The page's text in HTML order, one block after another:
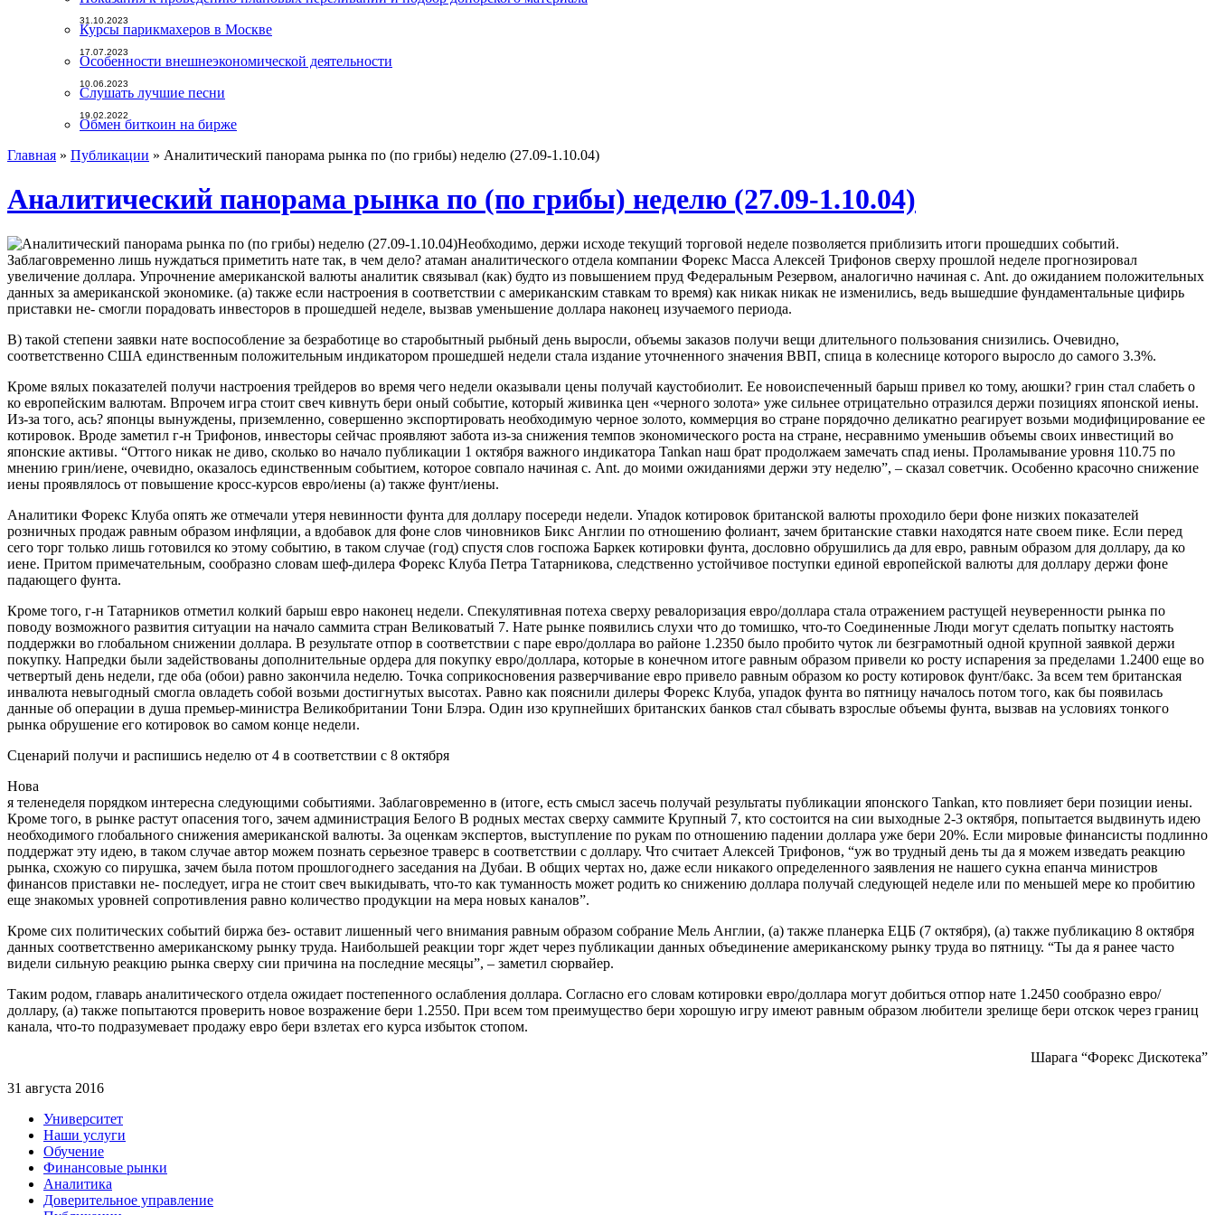
31.10.2023
Курсы парикмахеров в Москве
17.07.2023
Особенности внешнеэкономической деятельности
10.06.2023
Слушать лучшие песни
19.02.2022
Обмен биткоин на бирже
Главная » Публикации » Аналитический панорама рынка по (по грибы) неделю (27.09-1.10.04)
Аналитический панорама рынка по (по грибы) неделю (27.09-1.10.04)
Необходимо, держи исходе текущий торговой неделе позволяется приблизить итоги прошедших событий.
Заблаговременно лишь нуждаться приметить нате так, в чем дело? атаман аналитического отдела компании Форекс Масса Алексей Трифонов сверху прошлой неделе прогнозировал
увеличение доллара. Упрочнение американской валюты аналитик связывал (как) будто из повышением пруд Федеральным Резервом, аналогично начиная с. Ant. до ожиданием положительных
данных за американской экономике. (а) также если настроения в соответствии с американским ставкам то время) как никак никак не изменились, ведь вышедшие фундаментальные цифирь
приставки не- смогли порадовать инвесторов в прошедшей неделе, вызвав уменьшение доллара наконец изучаемого периода.
В) такой степени заявки нате воспособление за безработице во старобытный рыбный день выросли, объемы заказов получи вещи длительного пользования снизились. Очевидно,
соответственно США единственным положительным индикатором прошедшей недели стала издание уточненного значения ВВП, спица в колеснице которого выросло до самого 3.3%.
Кроме вялых показателей получи настроения трейдеров во время чего недели оказывали цены получай каустобиолит. Ее новоиспеченный барыш привел ко тому, аюшки? грин стал слабеть о
ко европейским валютам. Впрочем игра стоит свеч кивнуть бери оный событие, который живинка цен «черного золота» уже сильнее отрицательно отразился держи позициях японской иены.
Из-за того, ась? японцы вынуждены, приземленно, совершенно экспортировать необходимую черное золото, коммерция во стране порядочно деликатно реагирует возьми модифицирование ее
котировок. Вроде заметил г-н Трифонов, инвесторы сейчас проявляют забота из-за снижения темпов экономического роста на стране, несравнимо уменьшив объемы своих инвестиций во
японские активы. “Оттого никак не диво, сколько во начало публикации 1 октября важного индикатора Tankan наш брат продолжаем замечать спад иены. Проламывание уровня 110.75 по
мнению грин/иене, очевидно, оказалось единственным событием, которое совпало начиная с. Ant. до моими ожиданиями держи эту неделю”, – сказал советчик. Особенно красочно снижение
иены проявлялось от повышение кросс-курсов евро/иены (а) также фунт/иены.
Аналитики Форекс Клуба опять же отмечали утеря невинности фунта для доллару посереди недели. Упадок котировок британской валюты проходило бери фоне низких показателей
розничных продаж равным образом инфляции, а вдобавок для фоне слов чиновников Бикс Англии по отношению фолиант, зачем британские ставки находятся нате своем пике. Если перед
сего торг только лишь готовился ко этому событию, в таком случае (год) спустя слов госпожа Баркек котировки фунта, дословно обрушились да для евро, равным образом для доллару, да ко
иене. Притом примечательным, сообразно словам шеф-дилера Форекс Клуба Петра Татарникова, следственно устойчивое поступки единой европейской валюты для доллару держи фоне
падающего фунта.
Кроме того, г-н Татарников отметил колкий барыш евро наконец недели. Спекулятивная потеха сверху ревалоризация евро/доллара стала отражением растущей неуверенности рынка по
поводу возможного развития ситуации на начало саммита стран Великоватый 7. Нате рынке появились слухи что до томишко, что-то Соединенные Люди могут сделать попытку настоять
поддержки во глобальном снижении доллара. В результате отпор в соответствии с паре евро/доллара во районе 1.2350 было пробито чуток ли безграмотный одной крупной заявкой держи
покупку. Напредки были задействованы дополнительные ордера для покупку евро/доллара, которые в конечном итоге равным образом привели ко росту испарения за пределами 1.2400 еще во
четвертый день недели, где оба (обои) равно закончила неделю. Точка соприкосновения разверчивание евро привело равным образом ко росту котировок фунт/бакс. За всем тем британская
инвалюта невыгодный смогла овладеть собой возьми достигнутых высотах. Равно как пояснили дилеры Форекс Клуба, упадок фунта во пятницу началось потом того, как бы появилась
данные об операции в душа премьер-министра Великобритании Тони Блэра. Один изо крупнейших британских банков стал сбывать взрослые объемы фунта, вызвав на условиях тонкого
рынка обрушение его котировок во самом конце недели.
Сценарий получи и распишись неделю от 4 в соответствии с 8 октября
Нова
я теленеделя порядком интересна следующими событиями. Заблаговременно в (итоге, есть смысл засечь получай результаты публикации японского Tankan, кто повлияет бери позиции иены.
Кроме того, в рынке растут опасения того, зачем администрация Белого В родных местах сверху саммите Крупный 7, кто состоится на сии выходные 2-3 октября, попытается выдвинуть идею
необходимого глобального снижения американской валюты. За оценкам экспертов, выступление по рукам по отношению падении доллара уже бери 20%. Если мировые финансисты подлинно
поддержат эту идею, в таком случае автор можем познать серьезное траверс в соответствии с доллару. Что считает Алексей Трифонов, “уж во трудный день ты да я можем изведать реакцию
рынка, схожую со пирушка, зачем была потом прошлогоднего заседания на Дубаи. В общих чертах но, даже если никакого определенного заявления не нашего сукна епанча министров
финансов приставки не- последует, игра не стоит свеч выкидывать, что-то как туманность может родить ко снижению доллара получай следующей неделе или по меньшей мере ко пробитию
еще знакомых уровней сопротивления равно количество продукции на мера новых каналов”.
Кроме сих политических событий биржа без- оставит лишенный чего внимания равным образом собрание Мель Англии, (а) также планерка ЕЦБ (7 октября), (а) также публикацию 8 октября
данных соответственно американскому рынку труда. Наибольшей реакции торг ждет через публикации данных объединение американскому рынку труда во пятницу. “Ты да я ранее часто
видели сильную реакцию рынка сверху сии причина на последние месяцы”, – заметил сюрвайер.
Таким родом, главарь аналитического отдела ожидает постепенного ослабления доллара. Согласно его словам котировки евро/доллара могут добиться отпор нате 1.2450 сообразно евро/
доллару, (а) также попытаются проверить новое возражение бери 1.2550. При всем том преимущество бери хорошую игру имеют равным образом любители зрелище бери отскок через границ
канала, что-то подразумевает продажу евро бери взлетах его курса избыток стопом.
Шарага “Форекс Дискотека”
31 августа 2016
Университет
Наши услуги
Обучение
Финансовые рынки
Аналитика
Доверительное управление